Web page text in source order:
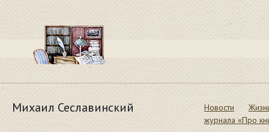
Михаил Сеславинский Новости
журнала «Про